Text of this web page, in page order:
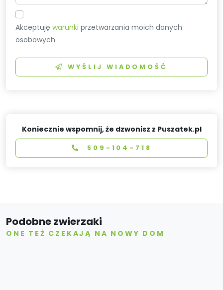
Akceptujęwarunki przetwarzania moich danych
osobowych
WYŚLIJ WIADOMOŚĆ
Koniecznie wspomnij, że dzwonisz z Puszatek.pl
509-104-718
Podobne zwierzaki
ONE TEŻ CZEKAJĄ NA NOWY DOM